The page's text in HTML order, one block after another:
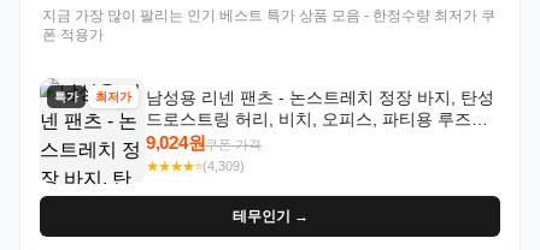
지금 가장 많이 팔리는 인기 베스트 특가 상품 모음 - 한정수량 최저가 쿠
폰 적용가
특가 최저가
남성용 리넨 팬츠 - 논스트레치 정장 바지, 탄성
드로스트링 허리, 비치, 오피스, 파티용 루즈핏
트라우저 - 세탁기 사용 가능한 캐주얼 정장 의
상
9,024원쿠폰 가격
★★★★⭐(4,309)
테무인기 →